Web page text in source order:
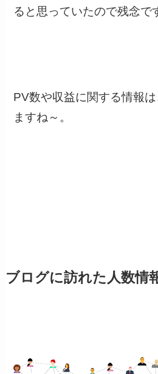
ると思っていたので残念で
PV数や収益に関する情報
ますね～。
ブログに訪れた人数情